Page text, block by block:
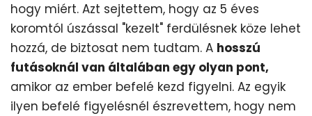
hogy miért. Azt sejtettem, hogy az 5 éves
koromtól úszással "kezelt" ferdülésnek köze lehet
hozzá, de biztosat nem tudtam. A hosszú
futásoknál van általában egy olyan pont,
amikor az ember befelé kezd figyelni. Az egyik
ilyen befelé figyelésnél észrevettem, hogy nem